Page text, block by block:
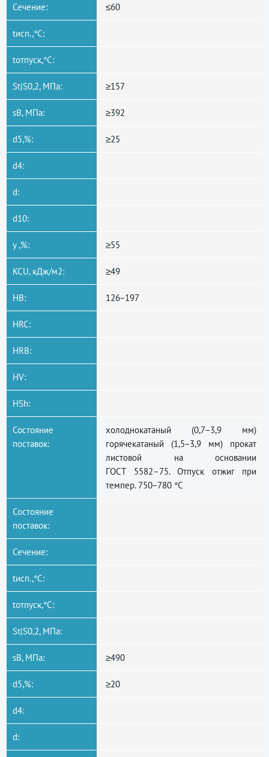
Сечение: ≤60
tисп.,°C:
tотпуск,°C:
St|S0,2, МПа: ≥157
sB, МПа: ≥392
d5,%: ≥25
d4:
d:
d10:
y ,%: ≥55
KCU, кДж/м2: ≥49
HB: 126−197
HRC:
HRB:
HV:
HSh:
Состояние
поставок:
холоднокатаный (0,7−3,9 мм)
горячекатаный (1,5−3,9 мм) прокат
листовой на основании
ГОСТ 5582–75. Отпуск отжиг при
темпер. 750−780 °C
Состояние
поставок:
Сечение:
tисп.,°C:
tотпуск,°C:
St|S0,2, МПа:
sB, МПа: ≥490
d5,%: ≥20
d4:
d: